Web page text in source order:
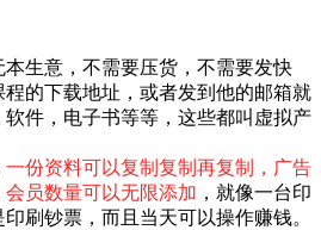
生意，不需要压货，不需要发快
的下载地址，或者发到他的邮箱就
件，电子书等等，这些都叫虚拟产
一份资料可以复制复制再复制，广告
员数量可以无限添加 ，就像一台印
刷钞票，而且当天可以操作赚钱。